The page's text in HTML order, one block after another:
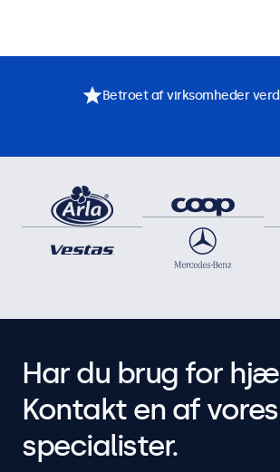
Betroet af virksomheder
Har du brug for
Kontakt en af vores
specialister.